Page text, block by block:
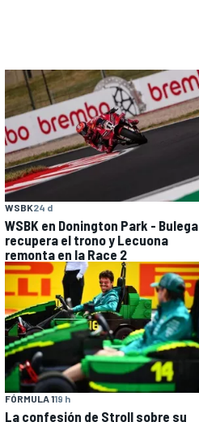
WSBK24 d
WSBK en Donington Park - Bulega
recupera el trono y Lecuona
remonta en la Race 2
FÓRMULA 119 h
La confesión de Stroll sobre su